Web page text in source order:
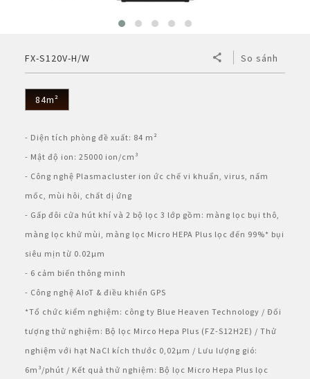
Máy lọc khí cho xe hơi
Phụ kiện máy lọc khí
Chuyên dụng
Không đĩa xoay
Nắp gài
Nắp rời
Công nghiệp
Áp suất
Dòng B
Bơm điện
Bơm tay
Sản Phẩm Khác
Bình đun siêu tốc
Máy xay sinh tố
Máy vắt cam
Nồi chiên không dầu
Công nghệ
HEALSIO – Ăn Ngon Sống Khỏe
MAIDAKI – Nghệ Thuật Nấu Cơm Nhật Bản
Nấu cùng bếp Sharp
Nấu cùng bếp Sharp
Mô hình kiểu mẫu
Tờ rơi/brochure sản phẩm
Đặt câu hỏi - Liên hệ
English
FX-S120V-H/W So sánh
84m²
- Diện tích phòng đề xuất: 84 m²
- Mật độ ion: 25000 ion/cm³
- Công nghệ Plasmacluster ion ức chế vi khuẩn, virus, nấm
mốc, mùi hôi, chất dị ứng
- Gấp đôi cửa hút khí và 2 bộ lọc 3 lớp gồm: màng lọc bụi thô,
màng lọc khử mùi, màng lọc Micro HEPA Plus lọc đến 99%* bụi
siêu mịn từ 0.02µm
- 6 cảm biến thông minh
- Công nghệ AIoT & điều khiển GPS
*Tổ chức kiểm nghiệm: công ty Blue Heaven Technology / Đối
tượng thử nghiệm: Bộ lọc Mirco Hepa Plus (FZ-S12H2E) / Thử
nghiệm với hạt NaCl kích thước 0,02µm / Lưu lượng gió:
6m³/phút / Kết quả thử nghiệm: Bộ lọc Micro Hepa Plus lọc